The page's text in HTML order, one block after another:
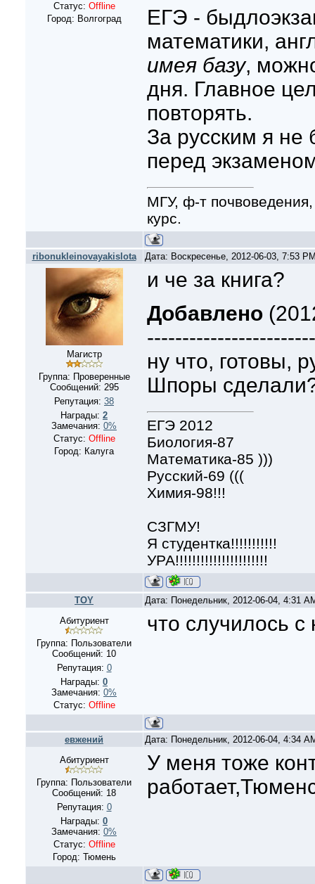
Статус: Offline
Город: Волгоград
ЕГЭ -
математики,
имея базу,
дня. Главное
повторять.
За русским я не
перед
МГУ, ф-т
курс.
ribonukleinovayakislota Дата: Воскресенье, 2012-06-03, 7:53
Магистр
Группа: Проверенные
Сообщений: 295
Репутация: 38
Награды: 2
Замечания: 0%
Статус: Offline
Город: Калуга
и че за книга?
Добавлено
ну что, готовы,
Шпоры
ЕГЭ 2012
Биология-87
Математика-85 )))
Русский-69 (((
Химия-98!!!
СЗГМУ!
Я студентка!!!!!!!!!!!
УРА!!!!!!!!!!!!!!!!!!!!!!
TOY
Дата: Понедельник, 2012-06-04, 4:31
Абитуриент
Группа: Пользователи
Сообщений: 10
Репутация: 0
Награды: 0
Замечания: 0%
Статус: Offline
что случилось с
евжений
Дата: Понедельник, 2012-06-04, 4:34
Абитуриент
Группа: Пользователи
Сообщений: 18
Репутация: 0
Награды: 0
Замечания: 0%
Статус: Offline
Город: Тюмень
У меня тоже